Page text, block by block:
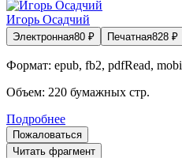
Игорь Осадчий
Электронная80 ₽ Печатная828 ₽
Формат: epub, fb2, pdfRead, mobi
Объем: 220 бумажных стр.
Подробнее
Пожаловаться
Читать фрагмент